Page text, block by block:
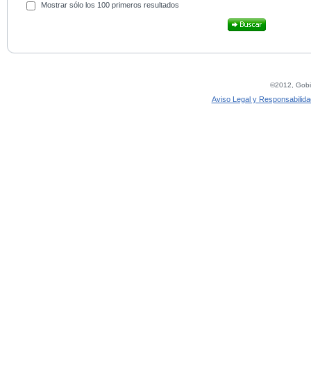
Mostrar sólo los 100 primeros resultados
©2012,
Aviso Legal y